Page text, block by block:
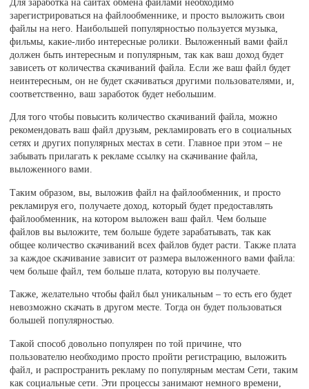
зарегистрироваться на файлообменнике, и просто выложить свои
файлы на него. Наибольшей популярностью пользуется музыка,
фильмы, какие-либо интересные ролики. Выложенный вами файл
должен быть интересным и популярным, так как ваш доход будет
зависеть от количества скачиваний файла. Если же ваш файл будет
неинтересным, он не будет скачиваться другими пользователями, и,
соответственно, ваш заработок будет небольшим.
Для того чтобы повысить количество скачиваний файла, можно
рекомендовать ваш файл друзьям, рекламировать его в социальных
сетях и других популярных местах в сети. Главное при этом – не
забывать прилагать к рекламе ссылку на скачивание файла,
выложенного вами.
Таким образом, вы, выложив файл на файлообменник, и просто
рекламируя его, получаете доход, который будет предоставлять
файлообменник, на котором выложен ваш файл. Чем больше
файлов вы выложите, тем больше будете зарабатывать, так как
общее количество скачиваний всех файлов будет расти. Также плата
за каждое скачивание зависит от размера выложенного вами файла:
чем больше файл, тем больше плата, которую вы получаете.
Также, желательно чтобы файл был уникальным – то есть его будет
невозможно скачать в другом месте. Тогда он будет пользоваться
большей популярностью.
Такой способ довольно популярен по той причине, что
пользователю необходимо просто пройти регистрацию, выложить
файл, и распространить рекламу по популярным местам Сети, таким
как социальные сети. Эти процессы занимают немного времени,